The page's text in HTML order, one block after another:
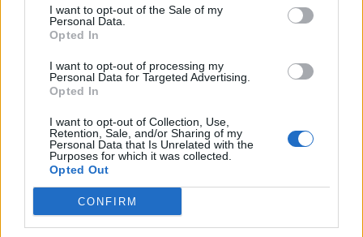
I want to opt-out of the Sale of my
Personal Data.
Opted In
I want to opt-out of processing my
Personal Data for Targeted Advertising.
Opted In
I want to opt-out of Collection, Use,
Retention, Sale, and/or Sharing of my
Personal Data that Is Unrelated with the
Purposes for which it was collected.
Opted Out
CONFIRM
Με λαμπρότητα η Μεταμόρφωση
του Σωτήρος στη Σκάλα
Μιστεγνών
πανηγυρική Θεία Λειτουργία και
στην ευλογία των σταφυλιών
Η Λευκή Νύχτα γέμισε ζωή την
αγορά του Πλωμαρίου
Μουσική, χορός και αυξημένη
κίνηση στη δεύτερη διοργάνωση
του Εμπορικού Συλλόγου
Πλωμαρίου